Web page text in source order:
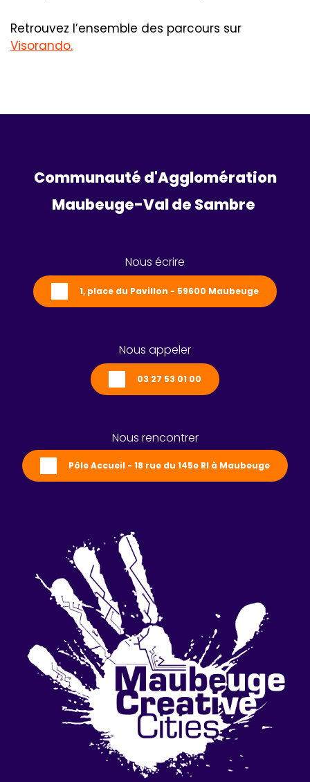
Retrouvez l’ensemble des parcours sur
Visorando.
Communauté d'Agglomération
Maubeuge-Val de Sambre
Nous écrire
1, place du Pavillon - 59600 Maubeuge
Nous appeler
03 27 53 01 00
Nous rencontrer
Pôle Accueil - 18 rue du 145e RI à Maubeuge